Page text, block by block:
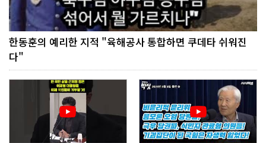
한동훈의 예리한 지적 "육해공사 통합하면 쿠데타 쉬워진
다"